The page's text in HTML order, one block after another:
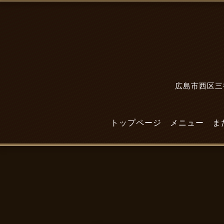
広島市西区
トップページ メニュー ま